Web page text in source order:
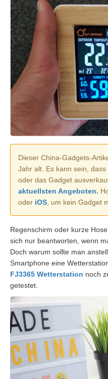
Dieser China-Gadgets-
Jahr alt. Es kann sein,
oder das Gadget
aktuellsten Angeboten.
oder iOS , um kein Gadget
Regenschirm oder kurze
sich nur beantworten, wenn
Doch warum sollte man
Smartphone eine
FJ3365 Wetterstation noch
getestet.